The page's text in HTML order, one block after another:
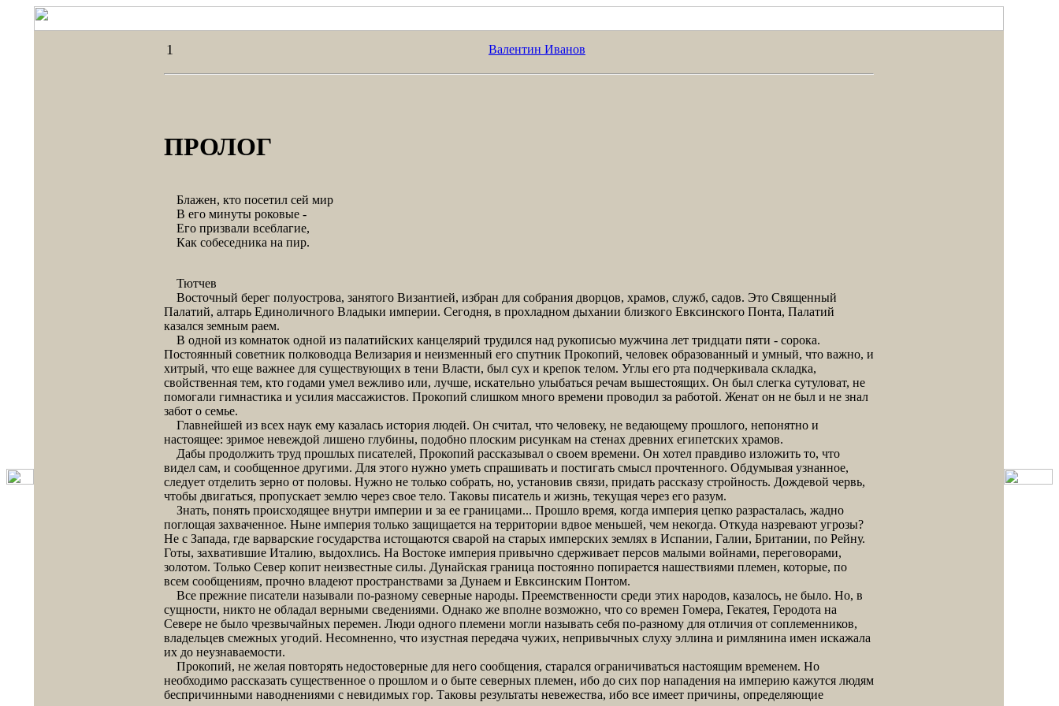
1 Валентин Иванов
ПРОЛОГ
Блажен, кто посетил сей мир
В его минуты роковые -
Его призвали всеблагие,
Как собеседника на пир.
Тютчев
Восточный берег полуострова, занятого Византией, избран для собрания дворцов, храмов, служб, садов. Это Священный
Палатий, алтарь Единоличного Владыки империи. Сегодня, в прохладном дыхании близкого Евксинского Понта, Палатий
казался земным раем.
В одной из комнаток одной из палатийских канцелярий трудился над рукописью мужчина лет тридцати пяти - сорока.
Постоянный советник полководца Велизария и неизменный его спутник Прокопий, человек образованный и умный, что важно, и
хитрый, что еще важнее для существующих в тени Власти, был сух и крепок телом. Углы его рта подчеркивала складка,
свойственная тем, кто годами умел вежливо или, лучше, искательно улыбаться речам вышестоящих. Он был слегка сутуловат, не
помогали гимнастика и усилия массажистов. Прокопий слишком много времени проводил за работой. Женат он не был и не знал
забот о семье.
Главнейшей из всех наук ему казалась история людей. Он считал, что человеку, не ведающему прошлого, непонятно и
настоящее: зримое невеждой лишено глубины, подобно плоским рисункам на стенах древних египетских храмов.
Дабы продолжить труд прошлых писателей, Прокопий рассказывал о своем времени. Он хотел правдиво изложить то, что
видел сам, и сообщенное другими. Для этого нужно уметь спрашивать и постигать смысл прочтенного. Обдумывая узнанное,
следует отделить зерно от половы. Нужно не только собрать, но, установив связи, придать рассказу стройность. Дождевой червь,
чтобы двигаться, пропускает землю через свое тело. Таковы писатель и жизнь, текущая через его разум.
Знать, понять происходящее внутри империи и за ее границами... Прошло время, когда империя цепко разрасталась, жадно
поглощая захваченное. Ныне империя только защищается на территории вдвое меньшей, чем некогда. Откуда назревают угрозы?
Не с Запада, где варварские государства истощаются сварой на старых имперских землях в Испании, Галии, Британии, по Рейну.
Готы, захватившие Италию, выдохлись. На Востоке империя привычно сдерживает персов малыми войнами, переговорами,
золотом. Только Север копит неизвестные силы. Дунайская граница постоянно попирается нашествиями племен, которые, по
всем сообщениям, прочно владеют пространствами за Дунаем и Евксинским Понтом.
Все прежние писатели называли по-разному северные народы. Преемственности среди этих народов, казалось, не было. Но, в
сущности, никто не обладал верными сведениями. Однако же вполне возможно, что со времен Гомера, Гекатея, Геродота на
Севере не было чрезвычайных перемен. Люди одного племени могли называть себя по-разному для отличия от соплеменников,
владельцев смежных угодий. Несомненно, что изустная передача чужих, непривычных слуху эллина и римлянина имен искажала
их до неузнаваемости.
Прокопий, не желая повторять недостоверные для него сообщения, старался ограничиваться настоящим временем. Но
необходимо рассказать существенное о прошлом и о быте северных племен, ибо до сих пор нападения на империю кажутся людям
беспричинными наводнениями с невидимых гор. Таковы результаты невежества, ибо все имеет причины, определяющие